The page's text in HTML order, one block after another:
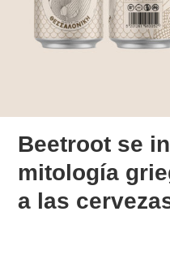
Beetroot se
mitología
a las